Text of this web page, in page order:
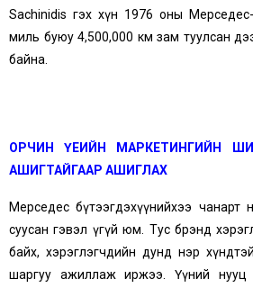
Sachinidis гэх хүн 1976 оны
миль буюу 4,500,000 км зам туулсан
байна.
ОРЧИН ҮЕИЙН МАРКЕТИНГИЙН
АШИГТАЙГААР АШИГЛАХ
Мерседес бүтээгдэхүүнийхээ чанарт
суусан гэвэл үгүй юм. Тус брэнд
байх, хэрэглэгчдийн дунд нэр
шаргуу ажиллаж иржээ. Үүний нууц